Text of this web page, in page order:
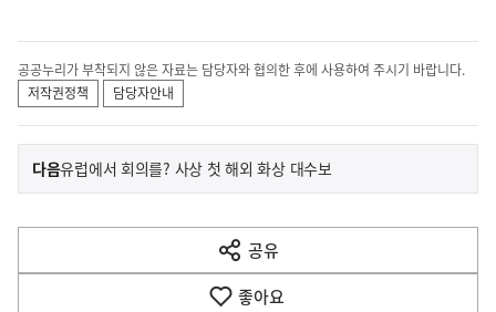
공공누리가 부착되지 않은 자료는 담당자와 협의한 후에 사용하여 주시기 바랍니다.
저작권정책
담당자안내
이
전
다
음
다음기
사
유럽에서 회의를? 사상 첫 해외 화상 대수보
공유
열
기
좋아요